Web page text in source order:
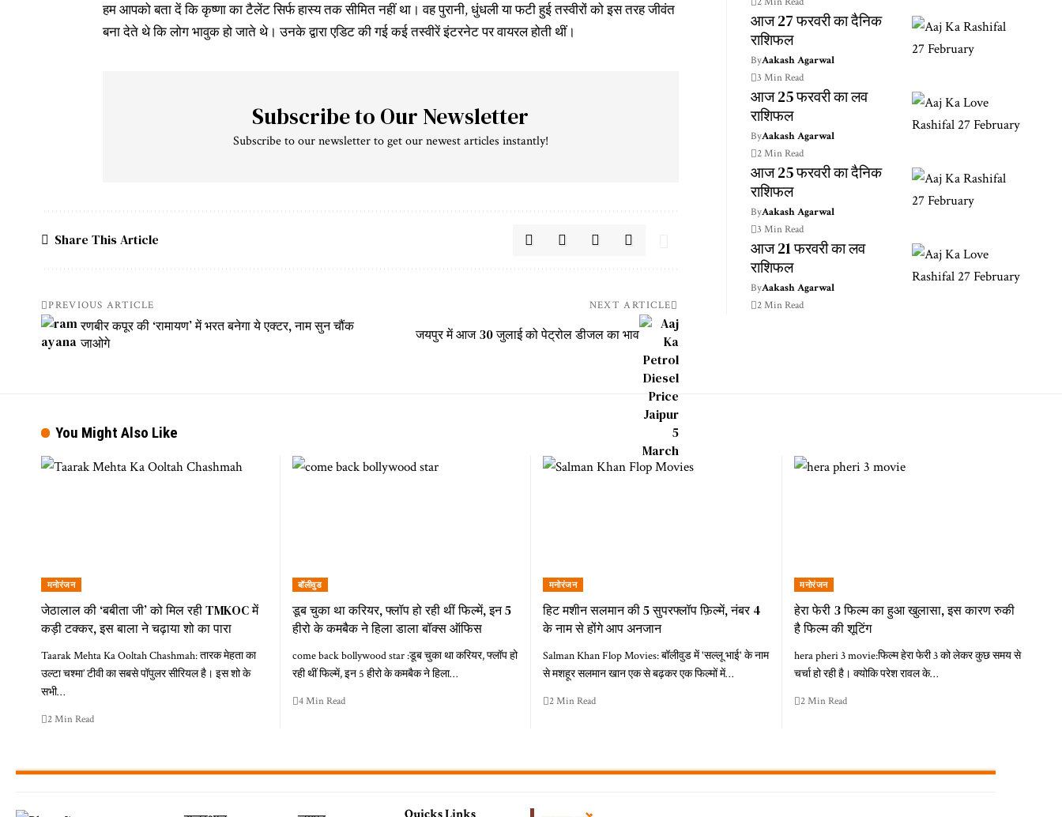
हम आपको बता दें कि कृष्णा का टैलेंट सिर्फ हास्य तक सीमित नहीं था। वह पुरानी, धुंधली या फटी हुई तस्वीरों को इस तरह जीवंत
बना देते थे कि लोग भावुक हो जाते थे। उनके द्वारा एडिट की गई कई तस्वीरें इंटरनेट पर वायरल होती थीं।
Subscribe to Our Newsletter
Subscribe to our newsletter to get our newest articles instantly!
Share This Article
PREVIOUS ARTICLE
रणबीर कपूर की ‘रामायण’ में भरत बनेगा ये एक्टर, नाम सुन चौंक
जाओगे
NEXT ARTICLE
जयपुर में आज 30 जुलाई को पेट्रोल डीजल का भाव
आज 27 फरवरी का दैनिक
राशिफल
ByAakash Agarwal
3 Min Read
आज 25 फरवरी का लव
राशिफल
ByAakash Agarwal
2 Min Read
आज 25 फरवरी का दैनिक
राशिफल
ByAakash Agarwal
3 Min Read
आज 21 फरवरी का लव
राशिफल
ByAakash Agarwal
2 Min Read
You Might Also Like
मनोरंजन
जेठालाल की ‘बबीता जी’ को मिल रही TMKOC में
कड़ी टक्कर, इस बाला ने चढ़ाया शो का पारा
Taarak Mehta Ka Ooltah Chashmah: तारक मेहता का
उल्टा चश्मा’ टीवी का सबसे पॉपुलर सीरियल है। इस शो के
सभी…
2 Min Read
बॉलीवुड
डूब चुका था करियर, फ्लॉप हो रही थीं फिल्में, इन 5
हीरो के कमबैक ने हिला डाला बॉक्स ऑफिस
come back bollywood star :डूब चुका था करियर, फ्लॉप हो
रही थीं फिल्में, इन 5 हीरो के कमबैक ने हिला…
4 Min Read
मनोरंजन
हिट मशीन सलमान की 5 सुपरफ्लॉप फ़िल्में, नंबर 4
के नाम से होंगे आप अनजान
Salman Khan Flop Movies: बॉलीवुड में 'सल्लू भाई' के नाम
से मशहूर सलमान खान एक से बढ़कर एक फिल्मों में…
2 Min Read
मनोरंजन
हेरा फेरी 3 फिल्म का हुआ खुलासा, इस कारण रुकी
है फिल्म की शूटिंग
hera pheri 3 movie:फिल्म हेरा फेरी 3 को लेकर कुछ समय से
चर्चा हो रही है। क्योकि परेश रावल के…
2 Min Read